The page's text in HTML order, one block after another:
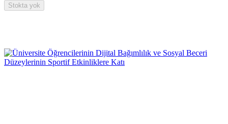
Stokta yok